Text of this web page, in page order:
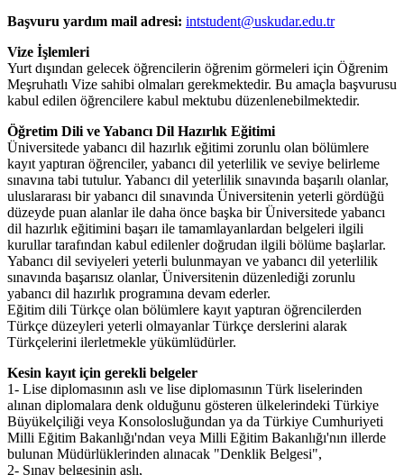
Başvuru yardım mail adresi: intstudent@uskudar.edu.tr
Vize İşlemleri
Yurt dışından gelecek öğrencilerin öğrenim görmeleri için Öğrenim
Meşruhatlı Vize sahibi olmaları gerekmektedir. Bu amaçla başvurusu
kabul edilen öğrencilere kabul mektubu düzenlenebilmektedir.
Öğretim Dili ve Yabancı Dil Hazırlık Eğitimi
Üniversitede yabancı dil hazırlık eğitimi zorunlu olan bölümlere
kayıt yaptıran öğrenciler, yabancı dil yeterlilik ve seviye belirleme
sınavına tabi tutulur. Yabancı dil yeterlilik sınavında başarılı olanlar,
uluslararası bir yabancı dil sınavında Üniversitenin yeterli gördüğü
düzeyde puan alanlar ile daha önce başka bir Üniversitede yabancı
dil hazırlık eğitimini başarı ile tamamlayanlardan belgeleri ilgili
kurullar tarafından kabul edilenler doğrudan ilgili bölüme başlarlar.
Yabancı dil seviyeleri yeterli bulunmayan ve yabancı dil yeterlilik
sınavında başarısız olanlar, Üniversitenin düzenlediği zorunlu
yabancı dil hazırlık programına devam ederler.
Eğitim dili Türkçe olan bölümlere kayıt yaptıran öğrencilerden
Türkçe düzeyleri yeterli olmayanlar Türkçe derslerini alarak
Türkçelerini ilerletmekle yükümlüdürler.
Kesin kayıt için gerekli belgeler
1- Lise diplomasının aslı ve lise diplomasının Türk liselerinden
alınan diplomalara denk olduğunu gösteren ülkelerindeki Türkiye
Büyükelçiliği veya Konsolosluğundan ya da Türkiye Cumhuriyeti
Milli Eğitim Bakanlığı'ndan veya Milli Eğitim Bakanlığı'nın illerde
bulunan Müdürlüklerinden alınacak "Denklik Belgesi",
2- Sınav belgesinin aslı,